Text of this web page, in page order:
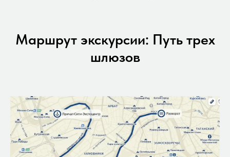
Маршрут экскурсии: Путь трех
шлюзов